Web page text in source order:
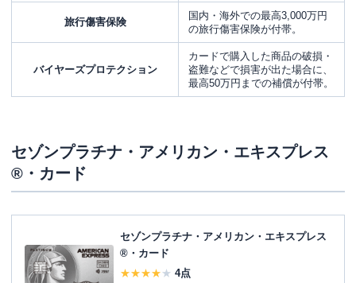
旅行傷害保険
国内・海外での最高3,000万円
の旅行傷害保険が付帯。
バイヤーズプロテクション
カードで購入した商品の破損・
盗難などで損害が出た場合に、
最高50万円までの補償が付帯。
セゾンプラチナ・アメリカン・エキスプレス
®・カード
セゾンプラチナ・アメリカン・エキスプレス
®・カード
4点